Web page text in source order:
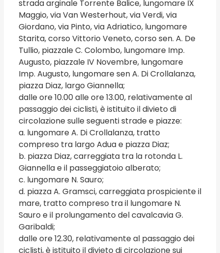
strada arginale Torrente Balice, lungomare IX
Maggio, via Van Westerhout, via Verdi, via
Giordano, via Pinto, via Adriatico, lungomare
Starita, corso Vittorio Veneto, corso sen. A. De
Tullio, piazzale C. Colombo, lungomare Imp.
Augusto, piazzale IV Novembre, lungomare
Imp. Augusto, lungomare sen A. Di Crollalanza,
piazza Diaz, largo Giannella;
dalle ore 10.00 alle ore 13.00, relativamente al
passaggio dei ciclisti, è istituito il divieto di
circolazione sulle seguenti strade e piazze:
a. lungomare A. Di Crollalanza, tratto
compreso tra largo Adua e piazza Diaz;
b. piazza Diaz, carreggiata tra la rotonda L.
Giannella e il passeggiatoio alberato;
c. lungomare N. Sauro;
d. piazza A. Gramsci, carreggiata prospiciente il
mare, tratto compreso tra il lungomare N.
Sauro e il prolungamento del cavalcavia G.
Garibaldi;
dalle ore 12.30, relativamente al passaggio dei
ciclisti, è istituito il divieto di circolazione sui